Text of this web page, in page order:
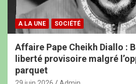
A LA UNE SOCIÉTÉ
Affaire Pape Cheikh Diallo :
liberté provisoire malgré
parquet